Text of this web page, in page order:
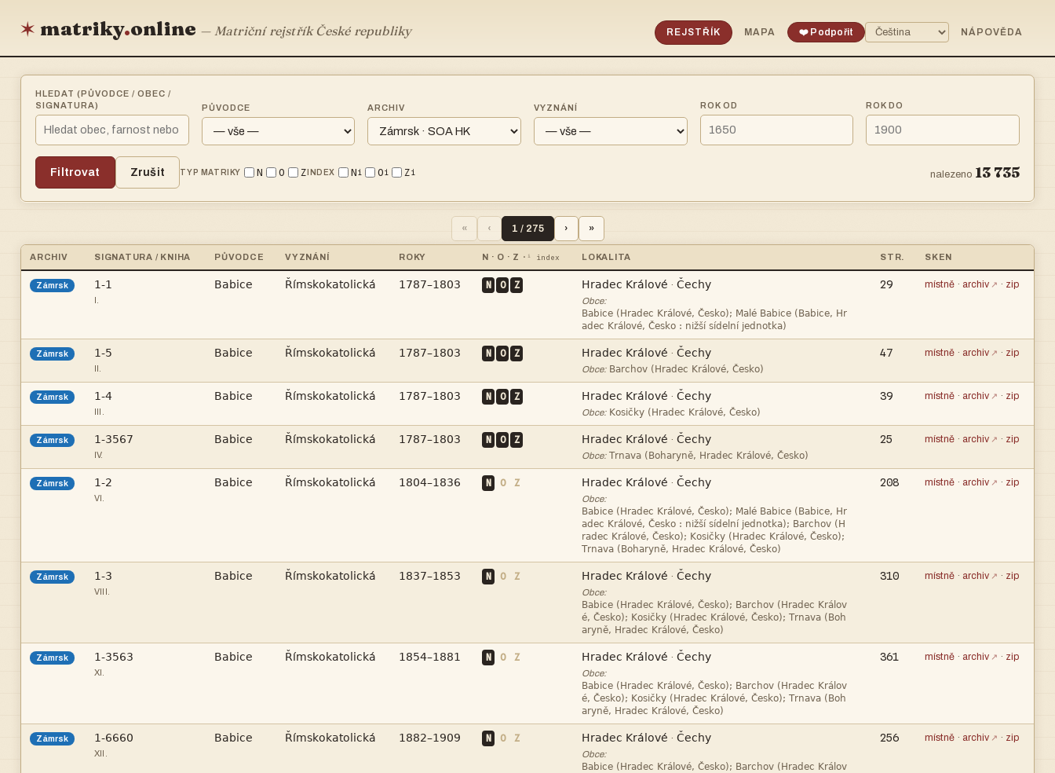
✶ matriky.online — Matriční rejstřík České republiky REJSTŘÍK MAPA ❤️ Podpořit NÁPOVĚDA
HLEDAT (PŮVODCE / OBEC /
SIGNATURA)
PŮVODCE ARCHIV VYZNÁNÍ ROK OD ROK DO
Filtrovat Zrušit TYP MATRIKY N O Z INDEX Ni Oi Zi nalezeno 13 735
« ‹ 1 / 275 › »
ARCHIV SIGNATURA / KNIHA PŮVODCE VYZNÁNÍ ROKY N · O · Z ·ⁱ index LOKALITA STR. SKEN
Zámrsk 
I.
   N O Z  · 
Obce:


29 místně · archiv · zip
Zámrsk 
II.
   N O Z  · 
Obce: 
47 místně · archiv · zip
Zámrsk 
III.
   N O Z  · 
Obce: 
39 místně · archiv · zip
Zámrsk 
IV.
   N O Z  · 
Obce: 
25 místně · archiv · zip
Zámrsk 
VI.
   N O Z  · 
Obce:




208 místně · archiv · zip
Zámrsk 
VIII.
   N O Z  · 
Obce:



310 místně · archiv · zip
Zámrsk 
XI.
   N O Z  · 
Obce:



361 místně · archiv · zip
Zámrsk 
XII.
   N O Z  · 
Obce:

256 místně · archiv · zip